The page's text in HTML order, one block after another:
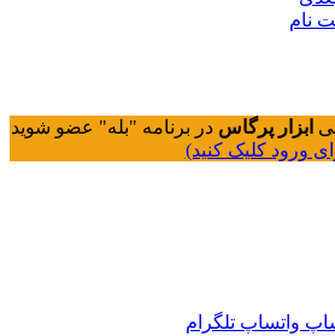
نام
ابزار پرگاس در برنامه "بله" عضو شوید
ورود کلیک کنید)
واتساپ تلگرام